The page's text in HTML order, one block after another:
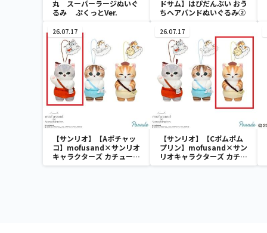
丸 スーパーラージぬいぐ
るみ ぷくっとVer.
ドサム】はぴだんぶい おう
ちヘアバンドぬいぐるみ②
26.07.17
【サンリオ】【Aポチャッ
コ】mofusand×サンリオ
キャラクターズ カチューシ
ャマスコット②
26.07.17
【サンリオ】【Cポムポム
プリン】mofusand×サン
リオキャラクターズ カチュ
ーシャマスコット②